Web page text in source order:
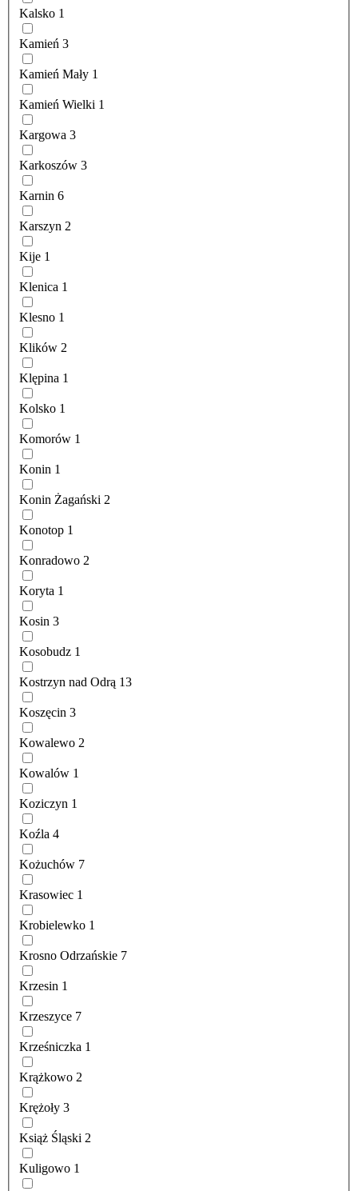
Kalsko 1
Kamień 3
Kamień Mały 1
Kamień Wielki 1
Kargowa 3
Karkoszów 3
Karnin 6
Karszyn 2
Kije 1
Klenica 1
Klesno 1
Klików 2
Klępina 1
Kolsko 1
Komorów 1
Konin 1
Konin Żagański 2
Konotop 1
Konradowo 2
Koryta 1
Kosin 3
Kosobudz 1
Kostrzyn nad Odrą 13
Koszęcin 3
Kowalewo 2
Kowalów 1
Koziczyn 1
Koźla 4
Kożuchów 7
Krasowiec 1
Krobielewko 1
Krosno Odrzańskie 7
Krzesin 1
Krzeszyce 7
Krześniczka 1
Krążkowo 2
Krężoły 3
Książ Śląski 2
Kuligowo 1